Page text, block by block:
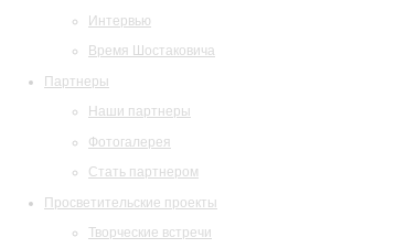
Интервью
Время Шостаковича
Партнеры
Наши партнеры
Фотогалерея
Стать партнером
Просветительские проекты
Творческие встречи